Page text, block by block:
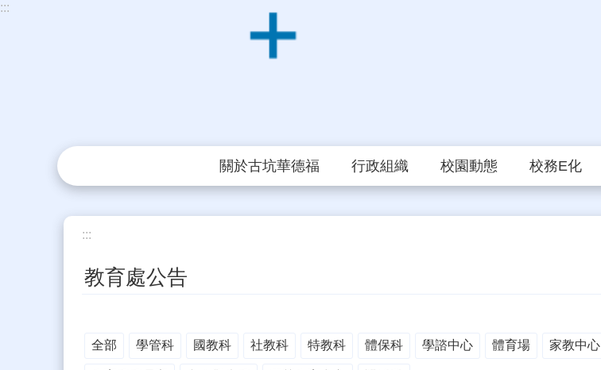
跳到主要內容區塊
:::
關於古坑華德福 行政組織 校園動態 校務E化
:::
教育處公告
全部 學管科 國教科 社教科 特教科 體保科 學諮中心 體育場 家教中心